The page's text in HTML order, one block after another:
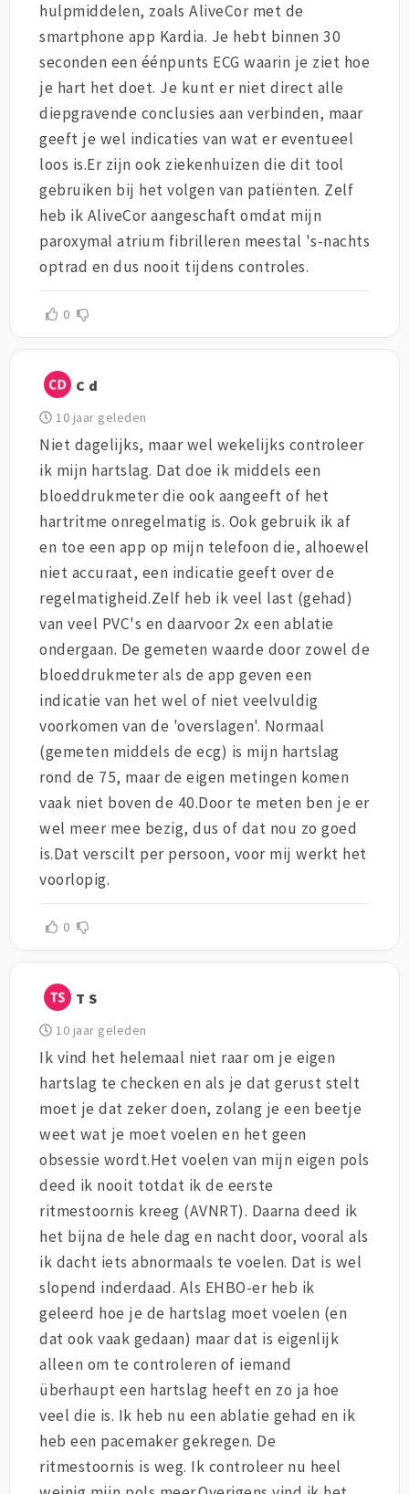
hulpmiddelen, zoals AliveCor met de
smartphone app Kardia. Je hebt binnen 30
seconden een éénpunts ECG waarin je ziet hoe
je hart het doet. Je kunt er niet direct alle
diepgravende conclusies aan verbinden, maar
geeft je wel indicaties van wat er eventueel
loos is.Er zijn ook ziekenhuizen die dit tool
gebruiken bij het volgen van patiënten. Zelf
heb ik AliveCor aangeschaft omdat mijn
paroxymal atrium fibrilleren meestal 's-nachts
optrad en dus nooit tijdens controles.
0
C d
10 jaar geleden
Niet dagelijks, maar wel wekelijks controleer
ik mijn hartslag. Dat doe ik middels een
bloeddrukmeter die ook aangeeft of het
hartritme onregelmatig is. Ook gebruik ik af
en toe een app op mijn telefoon die, alhoewel
niet accuraat, een indicatie geeft over de
regelmatigheid.Zelf heb ik veel last (gehad)
van veel PVC's en daarvoor 2x een ablatie
ondergaan. De gemeten waarde door zowel de
bloeddrukmeter als de app geven een
indicatie van het wel of niet veelvuldig
voorkomen van de 'overslagen'. Normaal
(gemeten middels de ecg) is mijn hartslag
rond de 75, maar de eigen metingen komen
vaak niet boven de 40.Door te meten ben je er
wel meer mee bezig, dus of dat nou zo goed
is.Dat verscilt per persoon, voor mij werkt het
voorlopig.
0
T S
10 jaar geleden
Ik vind het helemaal niet raar om je eigen
hartslag te checken en als je dat gerust stelt
moet je dat zeker doen, zolang je een beetje
weet wat je moet voelen en het geen
obsessie wordt.Het voelen van mijn eigen pols
deed ik nooit totdat ik de eerste
ritmestoornis kreeg (AVNRT). Daarna deed ik
het bijna de hele dag en nacht door, vooral als
ik dacht iets abnormaals te voelen. Dat is wel
slopend inderdaad. Als EHBO-er heb ik
geleerd hoe je de hartslag moet voelen (en
dat ook vaak gedaan) maar dat is eigenlijk
alleen om te controleren of iemand
überhaupt een hartslag heeft en zo ja hoe
veel die is. Ik heb nu een ablatie gehad en ik
heb een pacemaker gekregen. De
ritmestoornis is weg. Ik controleer nu heel